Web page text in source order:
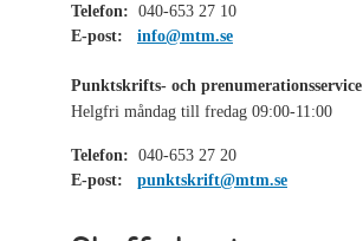
Telefon: 040-653 27 10
E-post:
info@mtm.se
Punktskrifts- och prenumerationsservice
Helgfri måndag till fredag 09:00-11:00
Telefon: 040-653 27 20
E-post:
punktskrift@mtm.se